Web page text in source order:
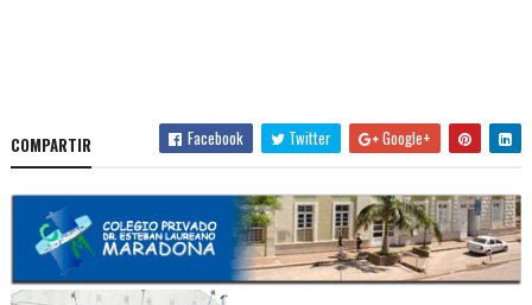
COMPARTIR Facebook Twitter Google+